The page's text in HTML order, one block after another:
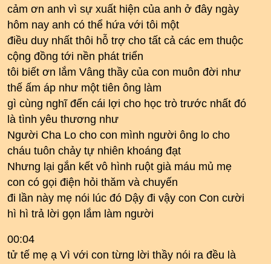
cảm ơn anh vì sự xuất hiện của anh ở đây ngày
hôm nay anh có thể hứa với tôi một
điều duy nhất thôi hỗ trợ cho tất cả các em thuộc
cộng đồng tới nền phát triển
tôi biết ơn lắm Vâng thầy của con muôn đời như
thế ấm áp như một tiên ông làm
gì cùng nghĩ đến cái lợi cho học trò trước nhất đó
là tình yêu thương như
Người Cha Lo cho con mình người ông lo cho
cháu tuôn chảy tự nhiên khoáng đạt
Nhưng lại gắn kết vô hình ruột già máu mủ mẹ
con có gọi điện hỏi thăm và chuyến
đi lần này mẹ nói lúc đó Dậy đi vậy con Con cười
hì hì trả lời gọn lắm làm người
00:04
tử tế mẹ ạ Vì với con từng lời thầy nói ra đều là